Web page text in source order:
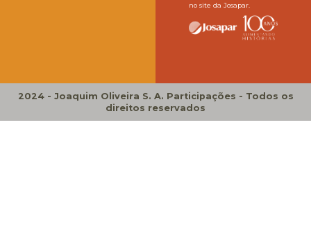
no site da Josapar.
2024 - Joaquim Oliveira S. A. Participações - Todos os
direitos reservados